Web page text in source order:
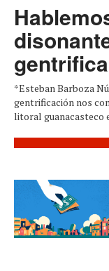
*Esteban Barboza
gentrificación nos
litoral guanacasteco